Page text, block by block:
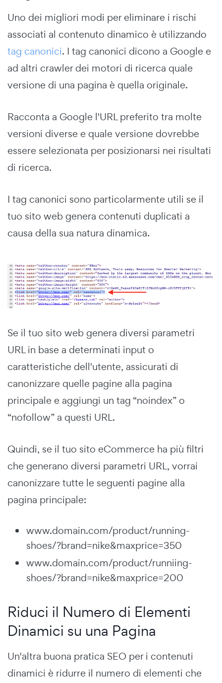
Uno dei migliori modi per eliminare i rischi
associati al contenuto dinamico è utilizzando
tag canonici. I tag canonici dicono a Google e
ad altri crawler dei motori di ricerca quale
versione di una pagina è quella originale.
Racconta a Google l'URL preferito tra molte
versioni diverse e quale versione dovrebbe
essere selezionata per posizionarsi nei risultati
di ricerca.
I tag canonici sono particolarmente utili se il
tuo sito web genera contenuti duplicati a
causa della sua natura dinamica.
Se il tuo sito web genera diversi parametri
URL in base a determinati input o
caratteristiche dell'utente, assicurati di
canonizzare quelle pagine alla pagina
principale e aggiungi un tag “noindex” o
“nofollow” a questi URL.
Quindi, se il tuo sito eCommerce ha più filtri
che generano diversi parametri URL, vorrai
canonizzare tutte le seguenti pagine alla
pagina principale:
www.domain.com/product/running-
shoes/?brand=nike&maxprice=350
www.domain.com/product/runniing-
shoes/?brand=nike&maxprice=200
Riduci il Numero di Elementi
Dinamici su una Pagina
Un'altra buona pratica SEO per i contenuti
dinamici è ridurre il numero di elementi che